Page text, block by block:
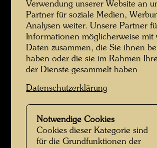
Verwendung unserer Website an
Partner für soziale Medien,
Analysen weiter. Unsere Partner
Informationen möglicherweise mit
Daten zusammen, die Sie ihnen
haben oder die sie im Rahmen
der Dienste gesammelt haben
Datenschutzerklärung
Notwendige Cookies
Cookies dieser Kategorie sind
für die Grundfunktionen der